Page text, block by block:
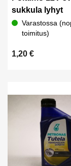
sukkula lyhyt
Varastossa
toimitus)
1,20 €